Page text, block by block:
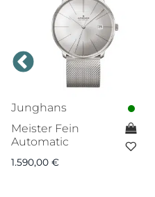
Junghans
Meister Fein
Automatic
1.590,00 €